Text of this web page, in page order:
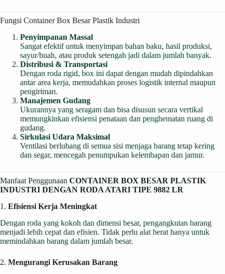
Fungsi Container Box Besar Plastik Industri
Penyimpanan Massal
Sangat efektif untuk menyimpan bahan baku, hasil produksi,
sayur/buah, atau produk setengah jadi dalam jumlah banyak.
Distribusi & Transportasi
Dengan roda rigid, box ini dapat dengan mudah dipindahkan
antar area kerja, memudahkan proses logistik internal maupun
pengiriman.
Manajemen Gudang
Ukurannya yang seragam dan bisa disusun secara vertikal
memungkinkan efisiensi penataan dan penghematan ruang di
gudang.
Sirkulasi Udara Maksimal
Ventilasi berlubang di semua sisi menjaga barang tetap kering
dan segar, mencegah penumpukan kelembapan dan jamur.
Manfaat Penggunaan CONTAINER BOX BESAR PLASTIK
INDUSTRI DENGAN RODA ATARI TIPE 9882 LR
1. Efisiensi Kerja Meningkat
Dengan roda yang kokoh dan dimensi besar, pengangkutan barang
menjadi lebih cepat dan efisien. Tidak perlu alat berat hanya untuk
memindahkan barang dalam jumlah besar.
2. Mengurangi Kerusakan Barang